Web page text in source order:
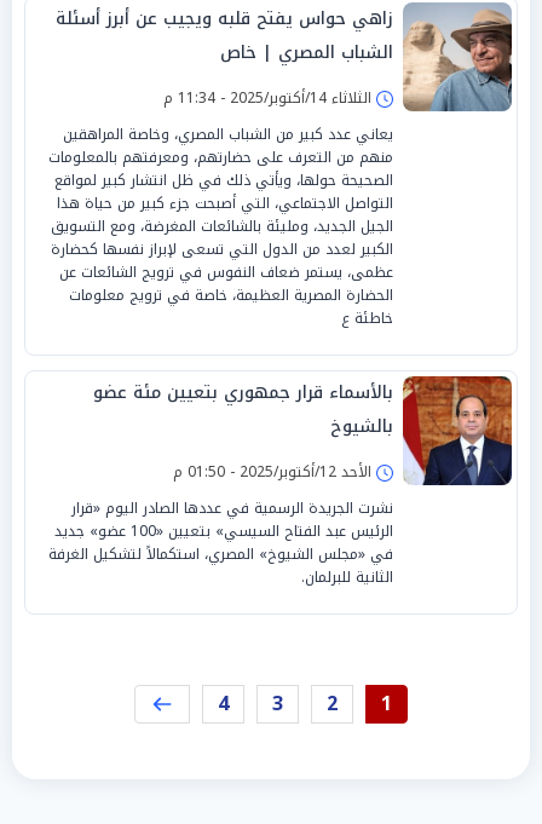
زاهي حواس يفتح قلبه ويجيب عن أبرز أسئلة
الشباب المصري | خاص
الثلاثاء 14/أكتوبر/2025 - 11:34 م
يعاني عدد كبير من الشباب المصري، وخاصة المراهقين
منهم من التعرف على حضارتهم، ومعرفتهم بالمعلومات
الصحيحة حولها، ويأتي ذلك في ظل انتشار كبير لمواقع
التواصل الاجتماعي، التي أصبحت جزء كبير من حياة هذا
الجيل الجديد، ومليئة بالشائعات المغرضة، ومع التسويق
الكبير لعدد من الدول التي تسعى لإبراز نفسها كحضارة
عظمى، يستمر ضعاف النفوس في ترويج الشائعات عن
الحضارة المصرية العظيمة، خاصة في ترويج معلومات
خاطئة ع
بالأسماء قرار جمهوري بتعيين مئة عضو
بالشيوخ
الأحد 12/أكتوبر/2025 - 01:50 م
نشرت الجريدة الرسمية في عددها الصادر اليوم «قرار
الرئيس عبد الفتاح السيسي» بتعيين «100 عضو» جديد
في «مجلس الشيوخ» المصري، استكمالاً لتشكيل الغرفة
الثانية للبرلمان.
1
2
3
4